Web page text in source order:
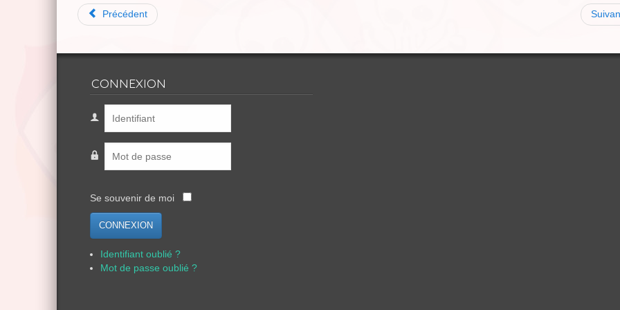
Précédent
CONNEXION
Se souvenir de moi
CONNEXION
Identifiant oublié ?
Mot de passe oublié ?